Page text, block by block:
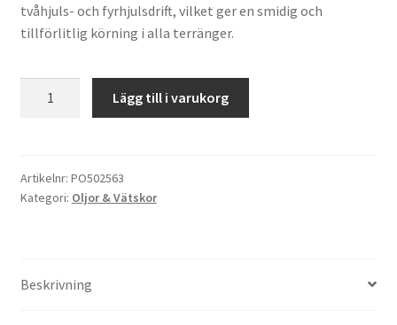
tvåhjuls- och fyrhjulsdrift, vilket ger en smidig och
tillförlitlig körning i alla terränger.
1L
mängd
Lägg till i varukorg
Artikelnr: PO502563
Kategori: Oljor & Vätskor
Beskrivning